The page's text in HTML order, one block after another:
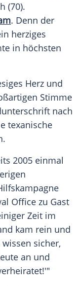
(70).
. Denn der
herziges
in höchsten
Herz und
Stimme
nach
texanische
2005 einmal
Office zu Gast
Zeit im
kam rein und
sicher,
an und